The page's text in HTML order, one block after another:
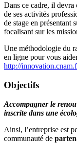
Dans ce cadre, il devra
de ses activités
de stage en présentant
focalisant sur les
Une méthodologie du
en ligne pour vous
http://
Objectifs
Accompagner le
inscrite dans une
Ainsi, l’entreprise est
communauté de